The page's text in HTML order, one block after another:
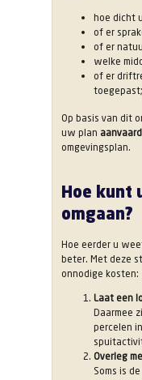
hoe dicht
of er
of er
welke
of er
toegepast;
Op basis van dit
uw plan
omgevingsplan.
Hoe kunt
omgaan?
Hoe eerder u
beter. Met deze
onnodige kosten:
Laat een
Daarmee
percelen
Overleg
Soms is